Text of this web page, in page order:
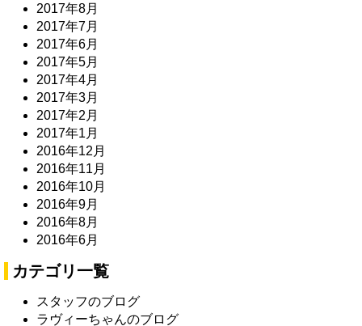
2017年8月
2017年7月
2017年6月
2017年5月
2017年4月
2017年3月
2017年2月
2017年1月
2016年12月
2016年11月
2016年10月
2016年9月
2016年8月
2016年6月
カテゴリ一覧
スタッフのブログ
ラヴィーちゃんのブログ